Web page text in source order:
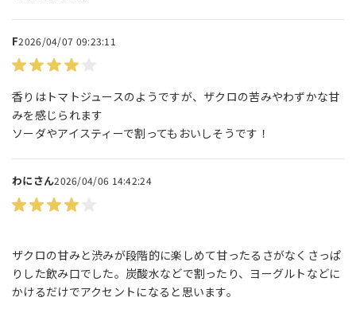
F2026/04/07 09:23:11
香りはトマトジュースのようですが、ザクロの苦みやわずかな甘
みを感じられます
ソーダやアイスティーで割ってもおいしそうです！
わにさん2026/04/06 14:42:24
ザクロの甘みと渋みが段階的に楽しめて甘ったるさがなくさっぱ
りした飲み口でした。炭酸水などで割ったり、ヨーグルトなどに
かけるだけでアクセントになると思います。